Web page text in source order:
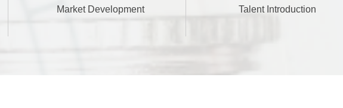
Market Development Talent Introduction